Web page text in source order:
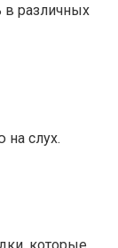
в различных
на слух.